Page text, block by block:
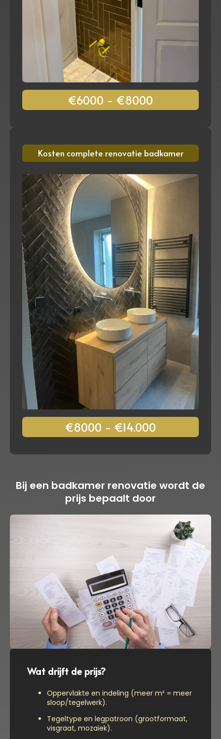
€6000 - €8000
Kosten complete renovatie badkamer
€8000 - €14.000
Bij een badkamer renovatie wordt de
prijs bepaalt door
Wat drijft de prijs?
Oppervlakte en indeling (meer m² = meer
sloop/tegelwerk).
Tegeltype en legpatroon (grootformaat,
visgraat, mozaïek).